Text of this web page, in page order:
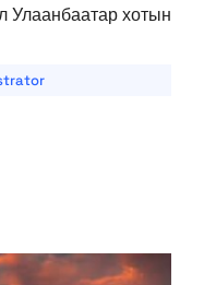
Улаанбаатар хотын